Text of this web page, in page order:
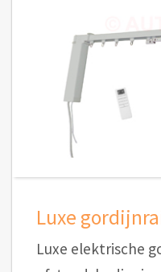
Luxe
Luxe elektrische